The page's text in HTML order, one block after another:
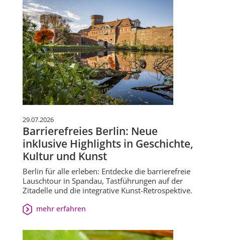
29.07.2026
Barrierefreies Berlin: Neue
inklusive Highlights in Geschichte,
Kultur und Kunst
Berlin für alle erleben: Entdecke die barrierefreie
Lauschtour in Spandau, Tastführungen auf der
Zitadelle und die integrative Kunst-Retrospektive.
mehr erfahren